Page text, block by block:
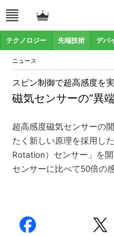
テクノロジー 先端技術 デバ
ニュース
磁気センサーの“異
スピン制御で超高感度を
超高感度磁気センサーの
たく新しい原理を採用し
Rotation）センサー」を
センサーに比べて50倍の